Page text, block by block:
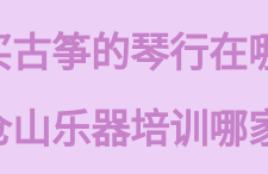
古筝的琴行在
山乐器培训哪